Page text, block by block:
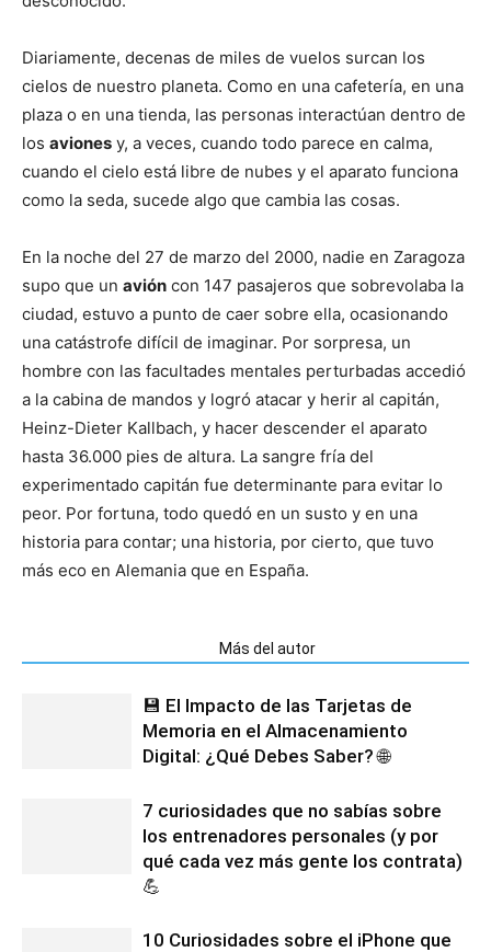
Diariamente, decenas de miles de vuelos surcan los
cielos de nuestro planeta. Como en una cafetería, en una
plaza o en una tienda, las personas interactúan dentro de
los aviones y, a veces, cuando todo parece en calma,
cuando el cielo está libre de nubes y el aparato funciona
como la seda, sucede algo que cambia las cosas.
En la noche del 27 de marzo del 2000, nadie en Zaragoza
supo que un avión con 147 pasajeros que sobrevolaba la
ciudad, estuvo a punto de caer sobre ella, ocasionando
una catástrofe difícil de imaginar. Por sorpresa, un
hombre con las facultades mentales perturbadas accedió
a la cabina de mandos y logró atacar y herir al capitán,
Heinz-Dieter Kallbach, y hacer descender el aparato
hasta 36.000 pies de altura. La sangre fría del
experimentado capitán fue determinante para evitar lo
peor. Por fortuna, todo quedó en un susto y en una
historia para contar; una historia, por cierto, que tuvo
más eco en Alemania que en España.
Más del autor
💾 El Impacto de las Tarjetas de
Memoria en el Almacenamiento
Digital: ¿Qué Debes Saber? 🌐
7 curiosidades que no sabías sobre
los entrenadores personales (y por
qué cada vez más gente los contrata)
💪
10 Curiosidades sobre el iPhone que